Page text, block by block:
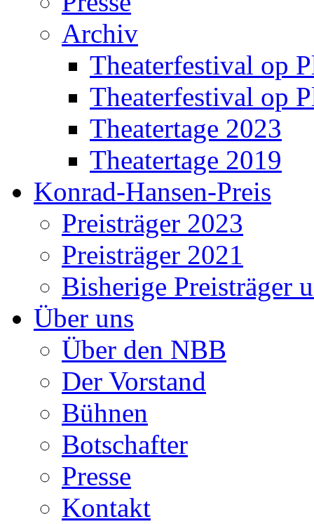
Archiv
Theaterfestival op
Theaterfestival op
Theatertage 2023
Theatertage 2019
Konrad-Hansen-Preis
Preisträger 2023
Preisträger 2021
Bisherige Preisträger
Über uns
Über den NBB
Der Vorstand
Bühnen
Botschafter
Presse
Kontakt